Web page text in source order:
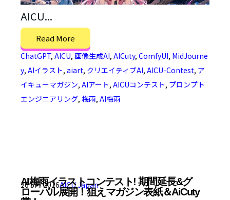
AICU...
Read More
ChatGPT, AICU, 画像生成AI, AICuty, ComfyUI, MidJourne
y, AIイラスト, aiart, クリエイティブAI, AICU-Contest, ア
イキューマガジン, AIアート, AICUコンテスト, プロンプト
エンジニアリング, 梅雨, AI梅雨
AI梅雨イラストコンテスト! 期間延長&グ
ローバル展開！狙えマガジン表紙＆AiCuty
26 5月 2026AICU Japan